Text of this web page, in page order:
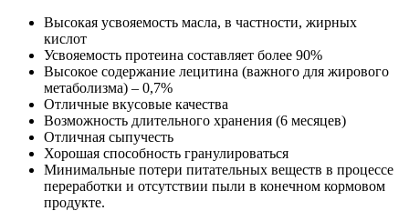
Высокая усвояемость масла, в частности, жирных
кислот
Усвояемость протеина составляет более 90%
Высокое содержание лецитина (важного для жирового
метаболизма) – 0,7%
Отличные вкусовые качества
Возможность длительного хранения (6 месяцев)
Отличная сыпучесть
Хорошая способность гранулироваться
Минимальные потери питательных веществ в процессе
переработки и отсутствии пыли в конечном кормовом
продукте.